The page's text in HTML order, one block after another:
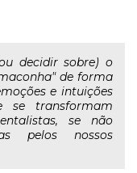
decidir sobre) o
de forma
e intuições
se transformam
se não
pelos nossos